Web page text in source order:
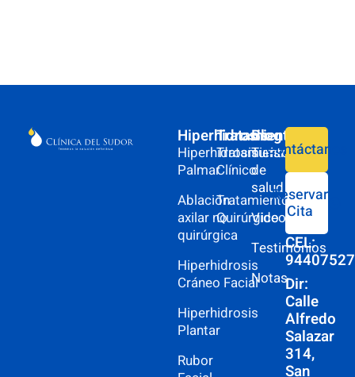
Hiperhidrosis
Hiperhidrosis
Palmar
Ablación
axilar no
quirúrgica
Hiperhidrosis
Cráneo Facial
Hiperhidrosis
Plantar
Rubor
Tratamiento
Tratamiento
Clínico
Tratamiento
Quirúrgico
Blog
Turismo
de
salud
Videos
Testimonios
Notas
Contáctanos
Reservar
Cita
CEL:
Dir:
Calle
Alfredo
Salazar
314,
San